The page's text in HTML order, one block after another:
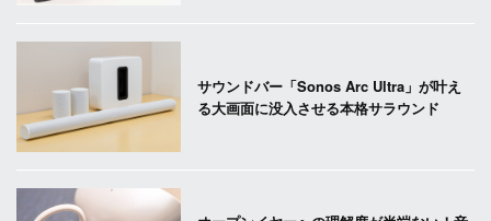
サウンドバー「Sonos Arc Ultra」が叶え
る大画面に没入させる本格サラウンド